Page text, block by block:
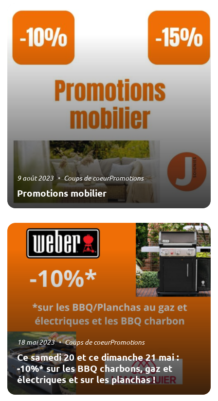
Promotions mobilier
9 août 2023 Coups de coeurPromotions
Ce samedi 20 et ce dimanche 21 mai :
-10%* sur les BBQ charbons, gaz et
électriques et sur les planchas !
18 mai 2023 Coups de coeurPromotions